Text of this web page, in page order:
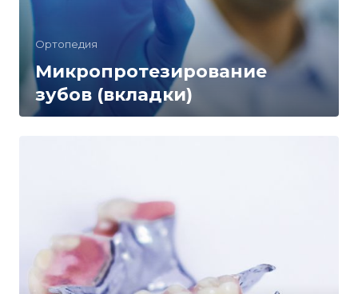
Ортопедия
Микропротезирование
зубов (вкладки)